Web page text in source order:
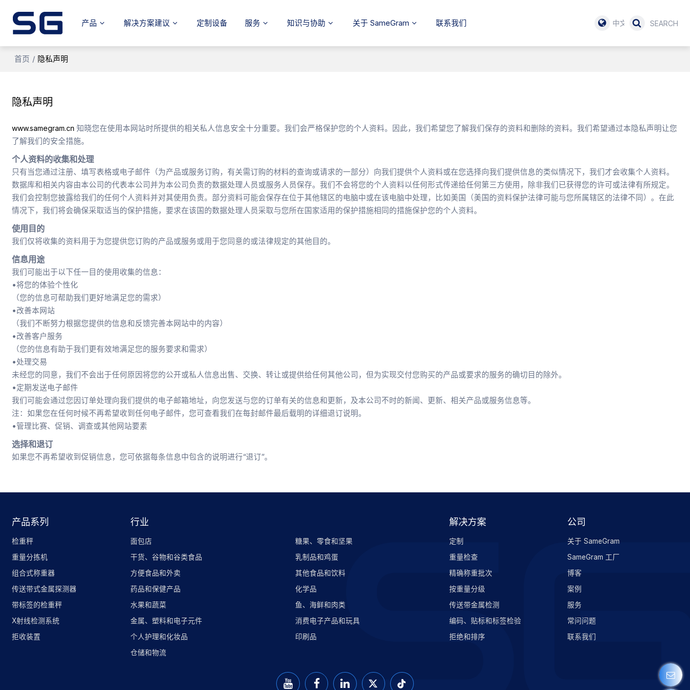
产品 解决方案建议 定制设备 服务 知识与协助 关于 SameGram 联系我们 中文
首页 / 隐私声明
隐私声明
www.samegram.cn 知晓您在使用本网站时所提供的相关私人信息安全十分重要。我们会严格保护您的个人资料。因此，我们希望您了解我们保存的资料和删除的资料。我们希望通过本隐私声明让您
了解我们的安全措施。
个人资料的收集和处理
只有当您通过注册、填写表格或电子邮件（为产品或服务订购，有关需订购的材料的查询或请求的一部分）向我们提供个人资料或在您选择向我们提供信息的类似情况下，我们才会收集个人资料。
数据库和相关内容由本公司的代表本公司并为本公司负责的数据处理人员或服务人员保存。我们不会将您的个人资料以任何形式传递给任何第三方使用，除非我们已获得您的许可或法律有所规定。
我们会控制您披露给我们的任何个人资料并对其使用负责。部分资料可能会保存在位于其他辖区的电脑中或在该电脑中处理，比如美国（美国的资料保护法律可能与您所属辖区的法律不同）。在此
情况下，我们将会确保采取适当的保护措施，要求在该国的数据处理人员采取与您所在国家适用的保护措施相同的措施保护您的个人资料。
使用目的
我们仅将收集的资料用于为您提供您订购的产品或服务或用于您同意的或法律规定的其他目的。
信息用途
我们可能出于以下任一目的使用收集的信息：
•将您的体验个性化
（您的信息可帮助我们更好地满足您的需求）
•改善本网站
（我们不断努力根据您提供的信息和反馈完善本网站中的内容）
•改善客户服务
（您的信息有助于我们更有效地满足您的服务要求和需求）
•处理交易
未经您的同意，我们不会出于任何原因将您的公开或私人信息出售、交换、转让或提供给任何其他公司，但为实现交付您购买的产品或要求的服务的确切目的除外。
•定期发送电子邮件
我们可能会通过您因订单处理向我们提供的电子邮箱地址，向您发送与您的订单有关的信息和更新，及本公司不时的新闻、更新、相关产品或服务信息等。
注：如果您在任何时候不再希望收到任何电子邮件，您可查看我们在每封邮件最后载明的详细退订说明。
•管理比赛、促销、调查或其他网站要素
选择和退订
如果您不再希望收到促销信息，您可依据每条信息中包含的说明进行“退订”。
产品系列
检重秤
重量分拣机
组合式称重器
传送带式金属探测器
带标签的检重秤
X射线检测系统
拒收装置
行业
面包店
糖果、零食和坚果
干货、谷物和谷类食品
乳制品和鸡蛋
方便食品和外卖
其他食品和饮料
药品和保健产品
化学品
水果和蔬菜
鱼、海鲜和肉类
金属、塑料和电子元件
消费电子产品和玩具
个人护理和化妆品
印刷品
仓储和物流
解决方案
定制
重量检查
精确称重批次
按重量分级
传送带金属检测
编码、贴标和标签检验
拒绝和排序
公司
关于 SameGram
SameGram 工厂
博客
案例
服务
常问问题
联系我们